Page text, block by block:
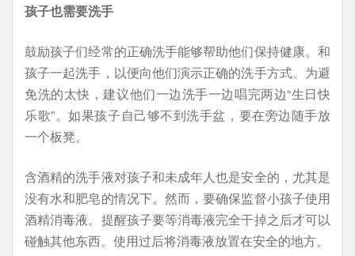
孩子也需要洗手
鼓励孩子们经常的正确洗手能够帮助他们保持健康。和
孩子一起洗手，以便向他们演示正确的洗手方式。为避
免洗的太快，建议他们一边洗手一边唱完两边“生日快
乐歌”。如果孩子自己够不到洗手盆，要在旁边随手放
一个板凳。
含酒精的洗手液对孩子和未成年人也是安全的，尤其是
没有水和肥皂的情况下。然而，要确保监督小孩子使用
酒精消毒液。提醒孩子要等消毒液完全干掉之后才可以
碰触其他东西。使用过后将消毒液放置在安全的地方。